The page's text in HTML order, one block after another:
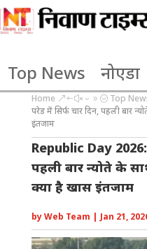
Top News नोएडा
Home &#x39; Top
परेड में सिर्फ चार दिन, पहली बार
इंतजाम
Republic Day
पहली बार न्योते के
क्या है खास इंतजाम
byWeb Team | Jan 21,